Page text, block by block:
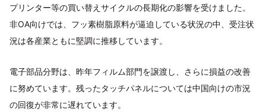
プリンター等の買い替えサイクルの長期化の影響を受けました。
非OA向けでは、フッ素樹脂原料が逼迫している状況の中、受注状
況は各産業ともに堅調に推移しています。
電子部品分野は、昨年フィルム部門を譲渡し、さらに損益の改善
に努めています。残ったタッチパネルについては中国向けの市況
の回復が非常に遅れています。